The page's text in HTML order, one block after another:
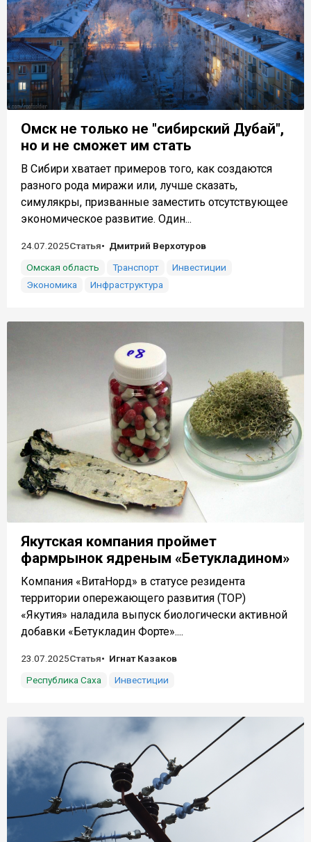
Омск не только не "сибирский Дубай",
но и не сможет им стать
В Сибири хватает примеров того, как создаются
разного рода миражи или, лучше сказать,
симулякры, призванные заместить отсутствующее
экономическое развитие. Один...
24.07.2025Статья
Дмитрий Верхотуров
Омская область
Транспорт
Инвестиции
Экономика
Инфраструктура
Якутская компания проймет
фармрынок ядреным «Бетукладином»
Компания «ВитаНорд» в статусе резидента
территории опережающего развития (ТОР)
«Якутия» наладила выпуск биологически активной
добавки «Бетукладин Форте»....
23.07.2025Статья
Игнат Казаков
Республика Саха
Инвестиции